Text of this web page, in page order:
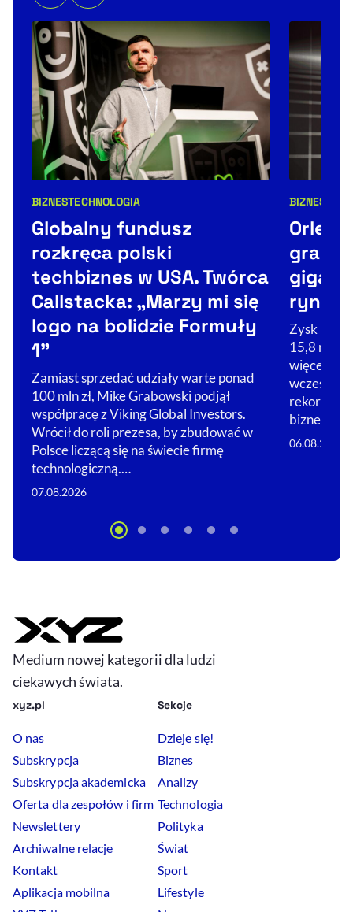
Kategorie artykułu:
BIZNESTECHNOLOGIA
Globalny fundusz
rozkręca polski
techbiznes w USA. Twórca
Callstacka: „Marzy mi się
logo na bolidzie Formuły
1”
Zamiast sprzedać udziały warte ponad
100 mln zł, Mike Grabowski podjął
współpracę z Viking Global Investors.
Wrócił do roli prezesa, by zbudować w
Polsce liczącą się na świecie firmę
technologiczną.…
07.08.2026
BIZNES
Orlen
rynek
Zysk netto
15,8 mld
więcej, niż
wcześniej.
biznesów…
06.08.2026
Medium nowej kategorii dla ludzi
ciekawych świata.
xyz.pl
O nas
Subskrypcja
Subskrypcja akademicka
Oferta dla zespołów i firm
Newslettery
Archiwalne relacje
Kontakt
Aplikacja mobilna
Sekcje
Dzieje się!
Biznes
Analizy
Technologia
Polityka
Świat
Sport
Lifestyle